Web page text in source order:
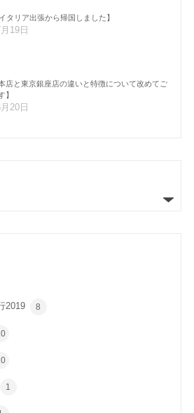
イタリア出張から帰国しました】
19日
店と東京銀座店の違いと特徴について改めてご
】
20日
2019 8
1